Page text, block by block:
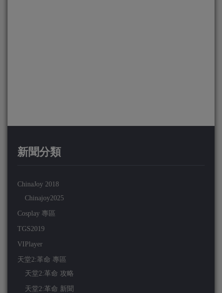
新聞分類
ChinaJoy 2018
Chinajoy2025
Cosplay 專區
TGS2019
VIPlayer
天堂2:革命 專區
天堂2:革命 攻略
天堂2:革命 新聞